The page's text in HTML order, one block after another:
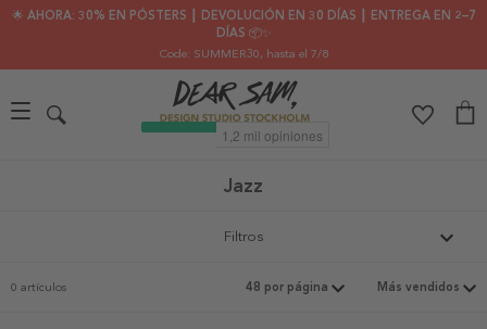
🌟 AHORA: 30% EN PÓSTERS ┃ DEVOLUCIÓN EN 30 DÍAS ┃ ENTREGA EN 2–7
DÍAS 📦✨
Code: SUMMER30, hasta el 7/8
Jazz
Filtros
0 artículos